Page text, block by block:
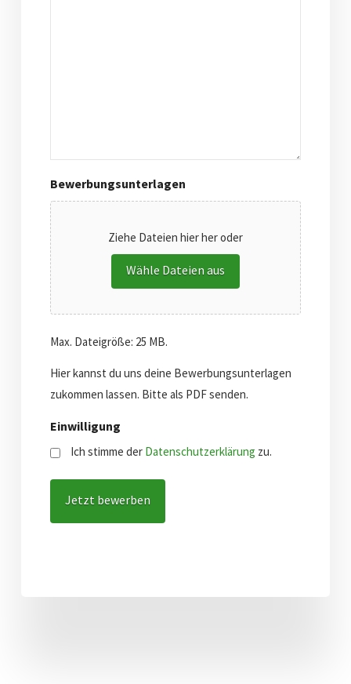
Bewerbungsunterlagen
Ziehe Dateien hier her oder
Wähle Dateien aus
Max. Dateigröße: 25 MB.
Hier kannst du uns deine Bewerbungsunterlagen
zukommen lassen. Bitte als PDF senden.
Einwilligung
Ich stimme der Datenschutzerklärung zu.